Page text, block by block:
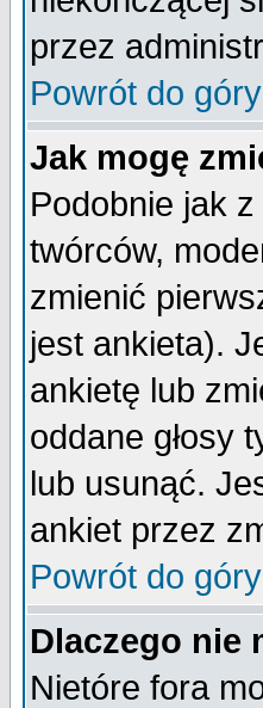
przez
Powrót do góry
Jak mogę
Podobnie jak
twórców,
zmienić
jest ankieta).
ankietę lub
oddane głosy
lub usunąć.
ankiet przez
Powrót do góry
Dlaczego nie
Nietóre fora